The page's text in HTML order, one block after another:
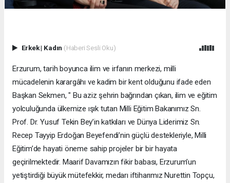
Erkek| Kadın (Haberi Sesli Oku)
Erzurum, tarih boyunca ilim ve irfanın merkezi, milli
mücadelenin karargâhı ve kadim bir kent olduğunu ifade eden
Başkan Sekmen, " Bu aziz şehrin bağrından çıkan, ilim ve eğitim
yolculuğunda ülkemize ışık tutan Milli Eğitim Bakanımız Sn.
Prof. Dr. Yusuf Tekin Bey’in katkıları ve Dünya Liderimiz Sn.
Recep Tayyip Erdoğan Beyefendi’nin güçlü destekleriyle, Milli
Eğitim’de hayati öneme sahip projeler bir bir hayata
geçirilmektedir. Maarif Davamızın fikir babası, Erzurum’un
yetiştirdiği büyük mütefekkir, medarı iftiharımız Nurettin Topçu,